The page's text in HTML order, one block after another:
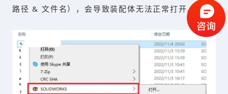
路径 & 文件名），会导致装配体无法正常打开。